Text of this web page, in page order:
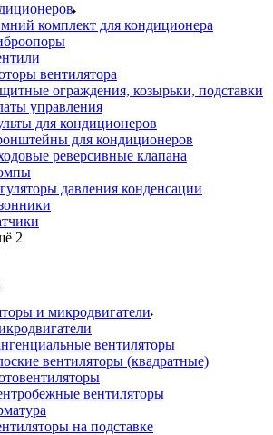
комплект для кондиционера
вентилятора
ограждения, козырьки, подставки
управления
для кондиционеров
для кондиционеров
реверсивные клапана
давления конденсации
2
и микродвигатели
вентиляторы
вентиляторы (квадратные)
вентиляторы
на подставке